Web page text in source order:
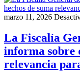
marzo 11, 2026
La Fiscalía
informa sobre
relevancia